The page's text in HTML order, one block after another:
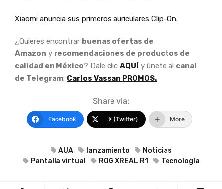
Xiaomi anuncia sus primeros auriculares Clip-On.
¿Quieres encontrar buenas ofertas de
Amazon y recomendaciones de productos de
calidad en México? Dale clic AQUÍ y únete al canal
de Telegram: Carlos Vassan PROMOS.
Share via:
Facebook X (Twitter) More
AUA lanzamiento
Noticias
Pantalla virtual
ROG XREAL R1 Tecnología